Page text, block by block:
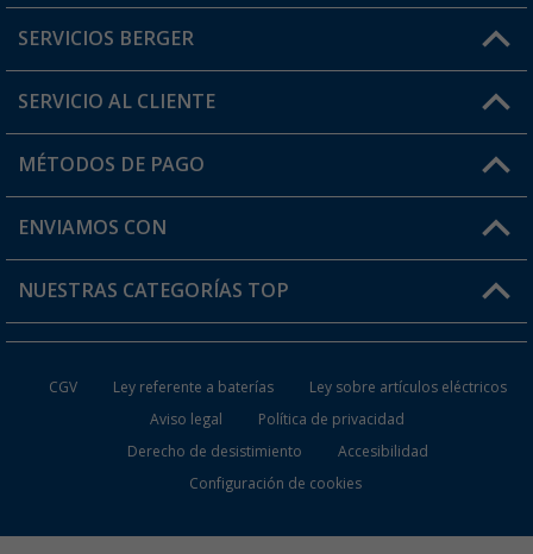
¿Tienes alguna duda?
SERVICIOS BERGER
Conviértete en distribuidor
Mi cuenta
Tarjeta Berger Digital
SERVICIO AL CLIENTE
FAQ y Contacto
Información de envío
¿Dónde está mi pedido?
MÉTODOS DE PAGO
ENVIAMOS CON
NUESTRAS CATEGORÍAS TOP
Muebles de Camping
CGV Ley referente a baterías
Ley sobre artículos eléctricos
Aviso legal
Política de privacidad
Derecho de desistimiento
Accesibilidad
Configuración de cookies